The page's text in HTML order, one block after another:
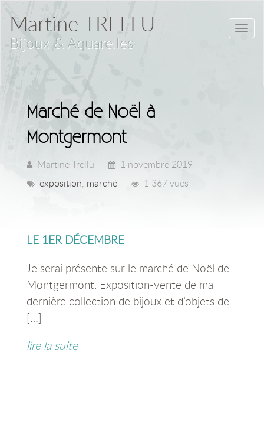
Martine TRELLU
Bijoux & Aquarelles
Marché de Noël à
Montgermont
Martine Trellu
1 novembre 2019
exposition, marché 1 367 vues
LE 1ER DÉCEMBRE
Je serai présente sur le marché de Noël de
Montgermont. Exposition-vente de ma
dernière collection de bijoux et d’objets de
[…]
lire la suite